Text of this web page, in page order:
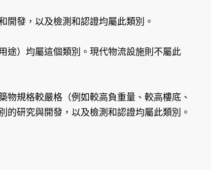
開發，以及檢測和認證均屬此類別。
途）均屬這個類別。現代物流設施則不屬此
規格較嚴格（例如較高負重量、較高樓底、
研究與開發，以及檢測和認證均屬此類別。